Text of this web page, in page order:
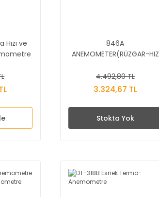
ve
846A
ANEMOMETER(RÜZGAR-HIZ
4.492,80 TL
3.324,67 TL
Stokta Yok